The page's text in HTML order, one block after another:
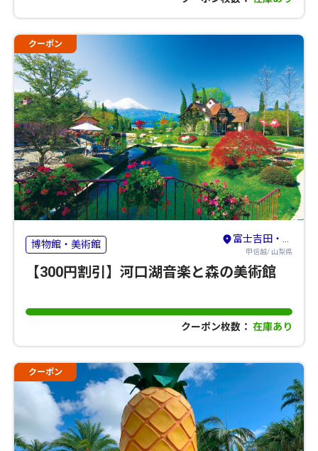
クーポン
博物館・美術館 富士吉田・河口湖・本栖湖・西湖・精進湖
甲信越/ 山梨県
【300円割引】河口湖音楽と森の美術館
クーポン枚数： 在庫あり
クーポン